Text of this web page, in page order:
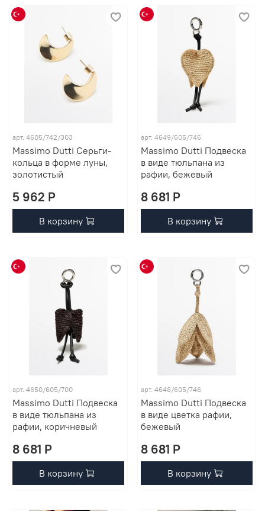
арт. 4605/742/303
Massimo Dutti Серьги-
кольца в форме луны,
золотистый
5 962 P
В корзину
арт. 4649/605/746
Massimo Dutti Подвеска
в виде тюльпана из
рафии, бежевый
8 681 P
В корзину
арт. 4650/605/700
Massimo Dutti Подвеска
в виде тюльпана из
рафии, коричневый
8 681 P
В корзину
арт. 4648/605/746
Massimo Dutti Подвеска
в виде цветка рафии,
бежевый
8 681 P
В корзину